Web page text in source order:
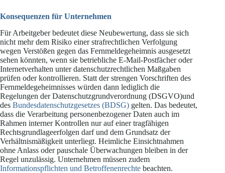
Konsequenzen für Unternehmen
Für Arbeitgeber bedeutet diese Neubewertung, dass sie sich
nicht mehr dem Risiko einer strafrechtlichen Verfolgung
wegen Verstößen gegen das Fernmeldegeheimnis ausgesetzt
sehen könnten, wenn sie betriebliche E-Mail-Postfächer oder
Internetverhalten unter datenschutzrechtlichen Maßgaben
prüfen oder kontrollieren. Statt der strengen Vorschriften des
Fernmeldegeheimnisses würden dann lediglich die
Regelungen der Datenschutzgrundverordnung (DSGVO)und
des Bundesdatenschutzgesetzes (BDSG) gelten. Das bedeutet,
dass die Verarbeitung personenbezogener Daten auch im
Rahmen interner Kontrollen nur auf einer tragfähigen
Rechtsgrundlageerfolgen darf und dem Grundsatz der
Verhältnismäßigkeit unterliegt. Heimliche Einsichtnahmen
ohne Anlass oder pauschale Überwachungen bleiben in der
Regel unzulässig. Unternehmen müssen zudem
Informationspflichten und Betroffenenrechte beachten.